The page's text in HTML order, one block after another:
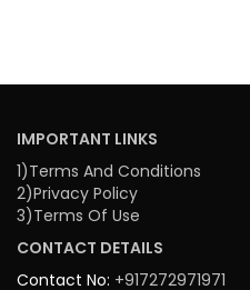
IMPORTANT LINKS
1)Terms And Conditions
2)Privacy Policy
3)Terms Of Use
CONTACT DETAILS
Contact No: +917272971971